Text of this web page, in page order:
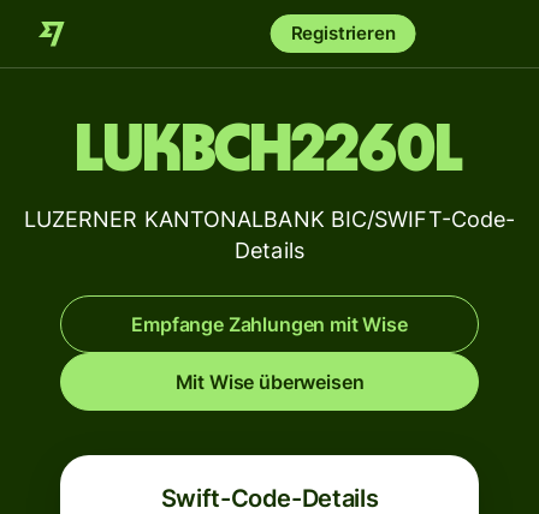
Registrieren
LUKBCH2260L
LUZERNER KANTONALBANK BIC/SWIFT-Code-
Details
Empfange Zahlungen mit Wise
Mit Wise überweisen
Swift-Code-Details